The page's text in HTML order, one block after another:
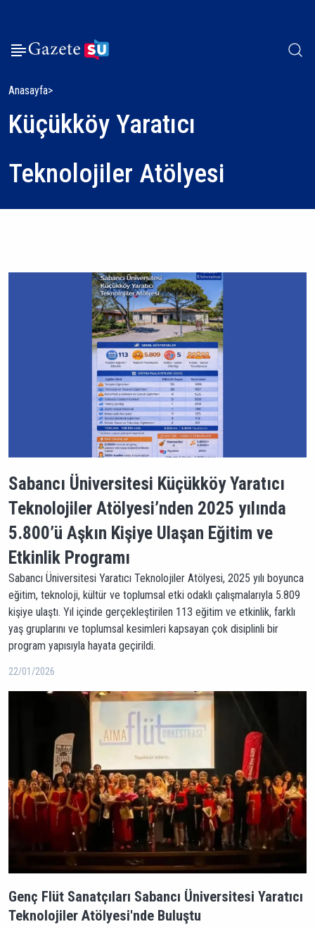
Anasayfa
Küçükköy Yaratıcı
Teknolojiler Atölyesi
Sabancı Üniversitesi Küçükköy Yaratıcı
Teknolojiler Atölyesi’nden 2025 yılında
5.800’ü Aşkın Kişiye Ulaşan Eğitim ve
Etkinlik Programı
Sabancı Üniversitesi Yaratıcı Teknolojiler Atölyesi, 2025 yılı boyunca
eğitim, teknoloji, kültür ve toplumsal etki odaklı çalışmalarıyla 5.809
kişiye ulaştı. Yıl içinde gerçekleştirilen 113 eğitim ve etkinlik, farklı
yaş gruplarını ve toplumsal kesimleri kapsayan çok disiplinli bir
program yapısıyla hayata geçirildi.
22/01/2026
Genç Flüt Sanatçıları Sabancı Üniversitesi Yaratıcı
Teknolojiler Atölyesi'nde Buluştu